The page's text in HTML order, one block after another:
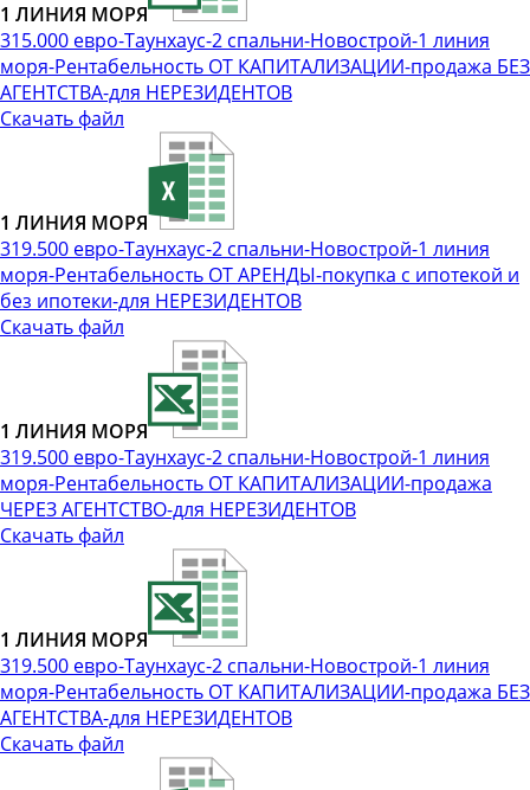
1 ЛИНИЯ МОРЯ
315.000 евро-Таунхаус-2 спальни-Новострой-1 линия
моря-Рентабельность ОТ КАПИТАЛИЗАЦИИ-продажа БЕЗ
АГЕНТСТВА-для НЕРЕЗИДЕНТОВ
Скачать файл
1 ЛИНИЯ МОРЯ
319.500 евро-Таунхаус-2 спальни-Новострой-1 линия
моря-Рентабельность ОТ АРЕНДЫ-покупка с ипотекой и
без ипотеки-для НЕРЕЗИДЕНТОВ
Скачать файл
1 ЛИНИЯ МОРЯ
319.500 евро-Таунхаус-2 спальни-Новострой-1 линия
моря-Рентабельность ОТ КАПИТАЛИЗАЦИИ-продажа
ЧЕРЕЗ АГЕНТСТВО-для НЕРЕЗИДЕНТОВ
Скачать файл
1 ЛИНИЯ МОРЯ
319.500 евро-Таунхаус-2 спальни-Новострой-1 линия
моря-Рентабельность ОТ КАПИТАЛИЗАЦИИ-продажа БЕЗ
АГЕНТСТВА-для НЕРЕЗИДЕНТОВ
Скачать файл